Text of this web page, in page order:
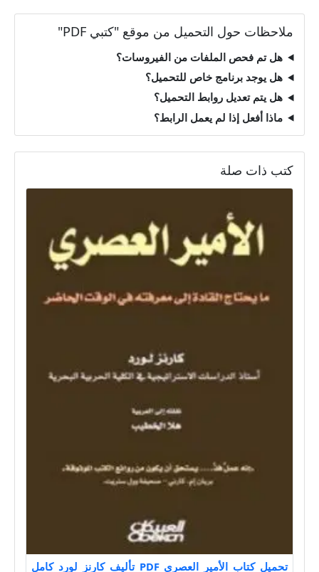
ملاحظات حول التحميل من موقع "كتبي PDF"
هل تم فحص الملفات من الفيروسات؟
هل يوجد برنامج خاص للتحميل؟
هل يتم تعديل روابط التحميل؟
ماذا أفعل إذا لم يعمل الرابط؟
كتب ذات صلة
تحميل كتاب الأمير العصري PDF تأليف كارنز لورد كامل